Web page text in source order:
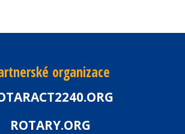
organizace
ROTARY.ORG